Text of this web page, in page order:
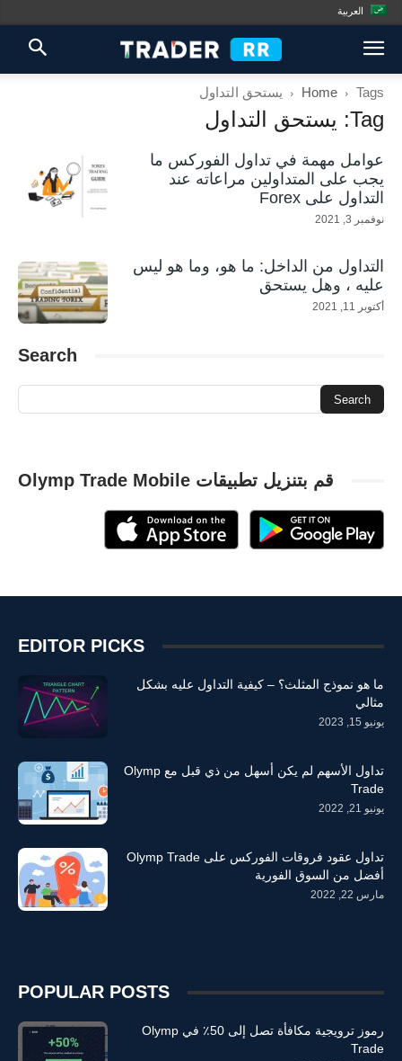
العربية
Home Tags يستحق التداول
Tag: يستحق التداول
عوامل مهمة في تداول الفوركس ما
يجب على المتداولين مراعاته عند
التداول على Forex
نوفمبر 3, 2021
التداول من الداخل: ما هو، وما هو ليس
عليه ، وهل يستحق
أكتوبر 11, 2021
Search
قم بتنزيل تطبيقات Olymp Trade Mobile
EDITOR PICKS
ما هو نموذج المثلث؟ – كيفية التداول عليه بشكل
مثالي
يونيو 15, 2023
تداول الأسهم لم يكن أسهل من ذي قبل مع Olymp
Trade
يونيو 21, 2022
تداول عقود فروقات الفوركس على Olymp Trade
أفضل من السوق الفورية
مارس 22, 2022
POPULAR POSTS
رموز ترويجية مكافأة تصل إلى 50٪ في Olymp
Trade